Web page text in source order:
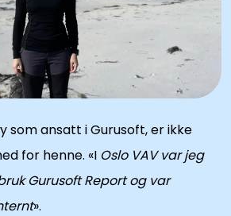
som ansatt i Gurusoft, er ikke
for henne. «I Oslo VAV var jeg
Gurusoft Report og var
».